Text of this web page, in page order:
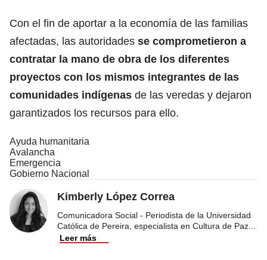
Con el fin de aportar a la economía de las familias
afectadas, las autoridades se comprometieron a
contratar la mano de obra de los diferentes
proyectos con los mismos integrantes de las
comunidades indígenas de las veredas y dejaron
garantizados los recursos para ello.
Ayuda humanitaria
Avalancha
Emergencia
Gobierno Nacional
Kimberly López Correa
Comunicadora Social - Periodista de la Universidad
Católica de Pereira, especialista en Cultura de Paz
Leer más